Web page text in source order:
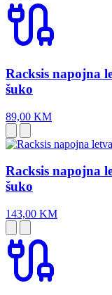
Racksis napojna
šuko
89,00 KM
Racksis napojna
šuko
143,00 KM